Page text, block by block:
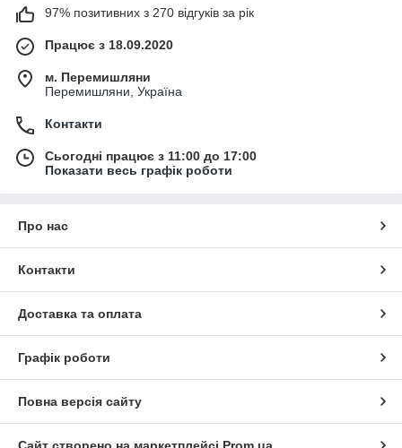
97% позитивних з 270 відгуків за рік
Працює з 18.09.2020
м. Перемишляни
Перемишляни, Україна
Контакти
Сьогодні працює з 11:00 до 17:00
Показати весь графік роботи
Про нас
Контакти
Доставка та оплата
Графік роботи
Повна версія сайту